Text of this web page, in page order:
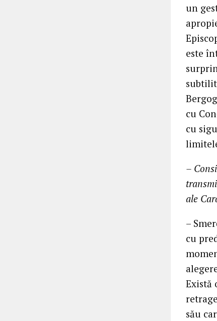
un
este
cu
cu
–
ale
–
cu
Există
său